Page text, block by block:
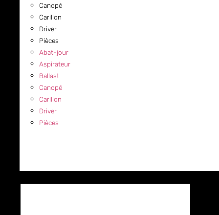
Canopé
Carillon
Driver
Pièces
Abat-jour
Aspirateur
Ballast
Canopé
Carillon
Driver
Pièces